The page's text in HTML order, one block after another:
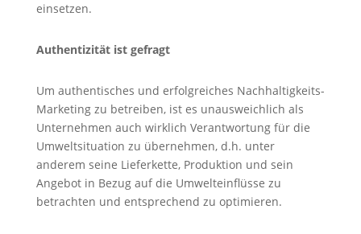
einsetzen.
Authentizität ist gefragt
Um authentisches und erfolgreiches Nachhaltigkeits-
Marketing zu betreiben, ist es unausweichlich als
Unternehmen auch wirklich Verantwortung für die
Umweltsituation zu übernehmen, d.h. unter
anderem seine Lieferkette, Produktion und sein
Angebot in Bezug auf die Umwelteinflüsse zu
betrachten und entsprechend zu optimieren.